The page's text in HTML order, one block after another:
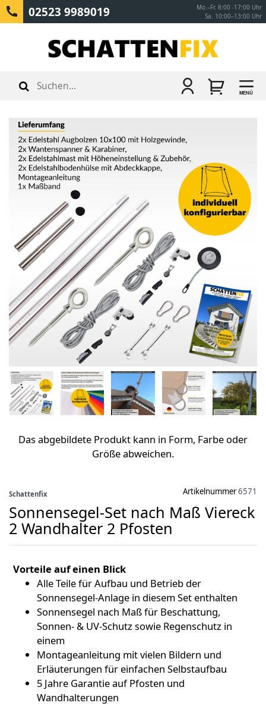
02523 9989019
Mo.–Fr. 8:00 -17:00 Uhr
Sa. 10:00–13:00 Uhr
MENÜ
Das abgebildete Produkt kann in Form, Farbe oder
Größe abweichen.
Schattenfix Artikelnummer6571
Sonnensegel-Set nach Maß Viereck
2 Wandhalter 2 Pfosten
Vorteile auf einen Blick
Alle Teile für Aufbau und Betrieb der
Sonnensegel-Anlage in diesem Set enthalten
Sonnensegel nach Maß für Beschattung,
Sonnen- & UV-Schutz sowie Regenschutz in
einem
Montageanleitung mit vielen Bildern und
Erläuterungen für einfachen Selbstaufbau
5 Jahre Garantie auf Pfosten und
Wandhalterungen